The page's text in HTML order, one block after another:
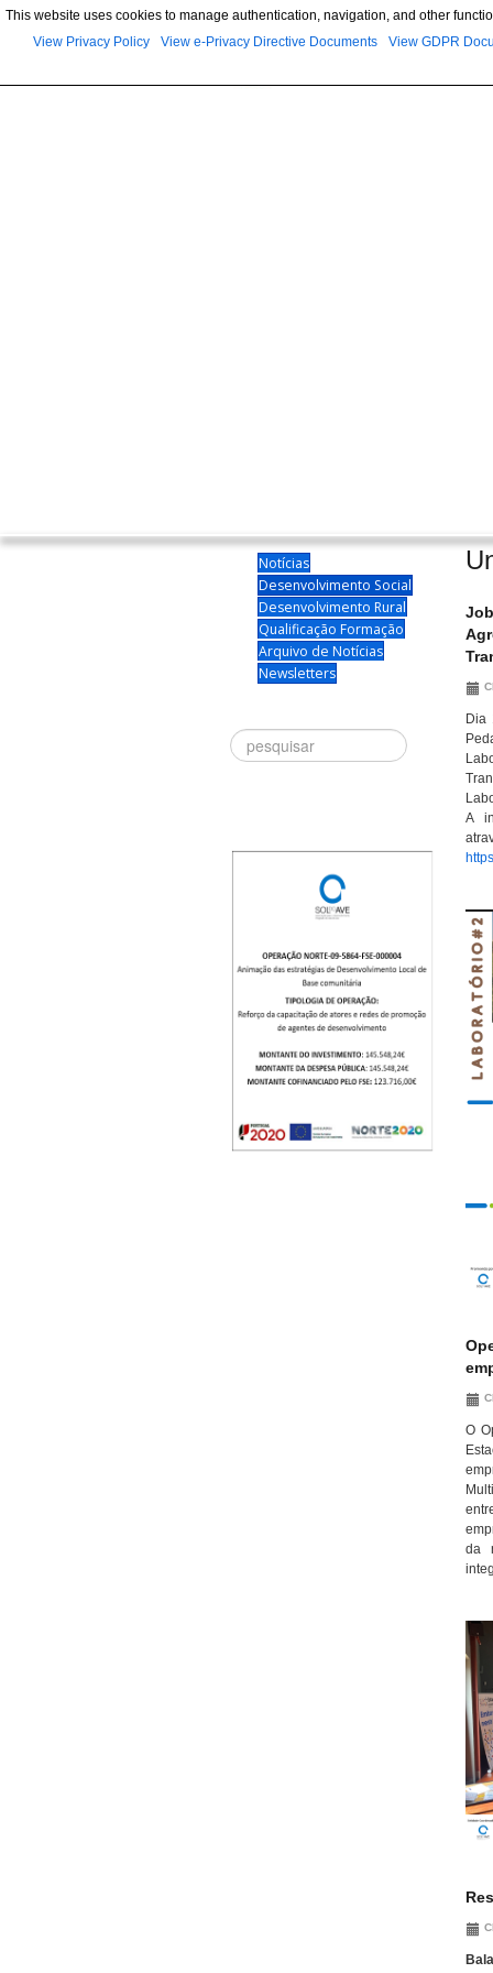
Notícias
Desenvolvimento Social
Desenvolvimento Rural
Qualificação Formação
Arquivo de Notícias
Newsletters
Procurar
Dia
A
O
da
This website uses cookies to manage authentication, navigation, and other
View Privacy Policy
View e-Privacy Directive Documents View GDPR